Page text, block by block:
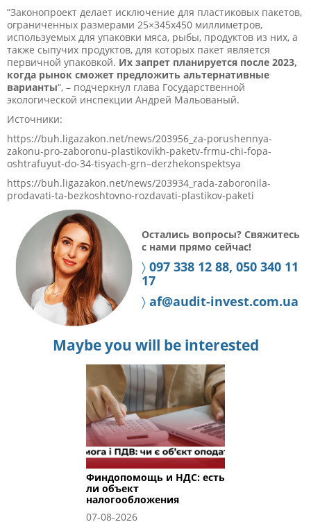
“Законопроект делает исключение для пластиковых пакетов,
ограниченных размерами 25×345х450 миллиметров,
используемых для упаковки мяса, рыбы, продуктов из них, а
также сыпучих продуктов, для которых пакет является
первичной упаковкой. Их запрет планируется после 2023,
когда рынок сможет предложить альтернативные
варианты“, – подчеркнул глава Государственной
экологической инспекции Андрей Мальованый.
Источники:
https://buh.ligazakon.net/news/203956_za-porushennya-
zakonu-pro-zaboronu-plastikovikh-paketv-frmu-chi-fopa-
oshtrafuyut-do-34-tisyach-grn–derzhekonspektsya
https://buh.ligazakon.net/news/203934_rada-zaboronila-
prodavati-ta-bezkoshtovno-rozdavati-plastikov-paketi
Остались вопросы? Свяжитесь
с нами прямо сейчас!
〉 097 338 12 88, 050 340 11
17
〉 af@audit-invest.com.ua
Maybe you will be interested
Финдопомощь и НДС: есть
ли объект
налогообложения
07-08-2026